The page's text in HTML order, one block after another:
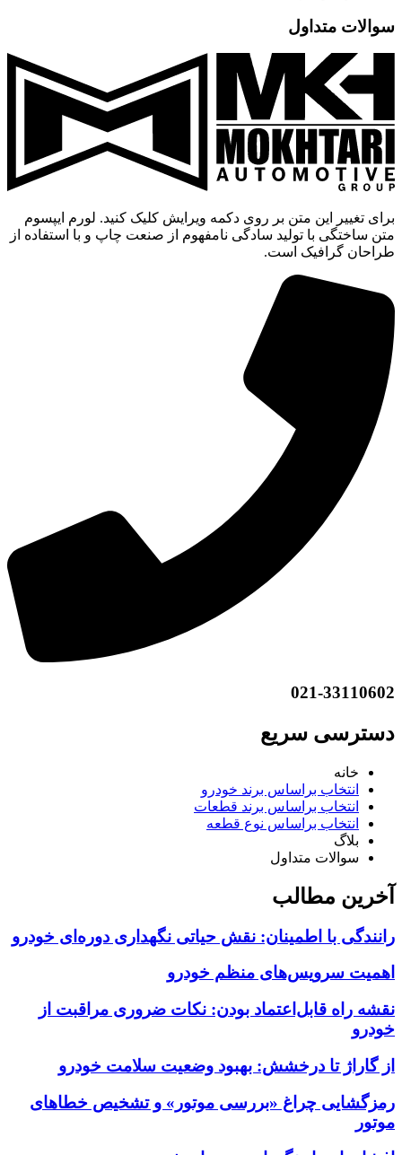
سوالات متداول
برای تغییر این متن بر روی دکمه ویرایش کلیک کنید. لورم ایپسوم
متن ساختگی با تولید سادگی نامفهوم از صنعت چاپ و با استفاده از
طراحان گرافیک است.
021-33110602
دسترسی سریع
خانه
انتخاب براساس برند خودرو
انتخاب براساس برند قطعات
انتخاب براساس نوع قطعه
بلاگ
سوالات متداول
آخرین مطالب
رانندگی با اطمینان: نقش حیاتی نگهداری دوره‌ای خودرو
اهمیت سرویس‌های منظم خودرو
نقشه راه قابل‌اعتماد بودن: نکات ضروری مراقبت از
خودرو
از گاراژ تا درخشش: بهبود وضعیت سلامت خودرو
رمزگشایی چراغ «بررسی موتور» و تشخیص خطاهای
موتور